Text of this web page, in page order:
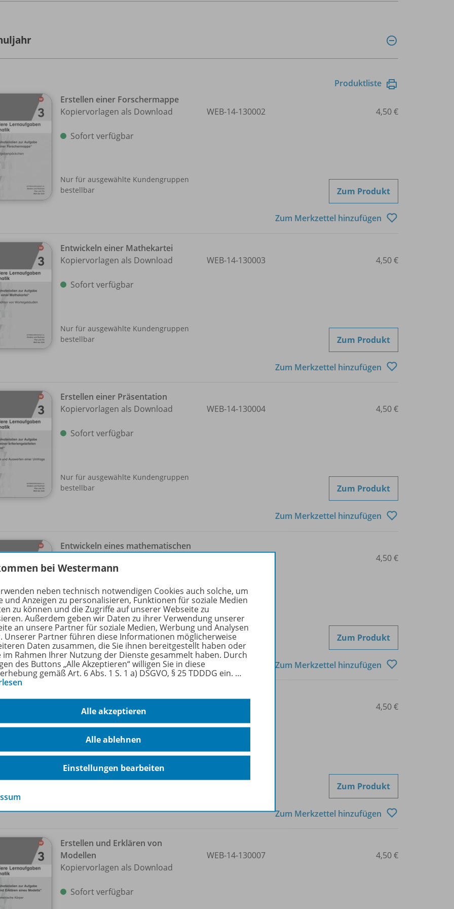
Produktliste
Erstellen einer Forschermappe
Kopiervorlagen als Download
Sofort verfügbar
Nur für ausgewählte Kundengruppen
bestellbar
WEB-14-130002 4,50 €
Zum Produkt
Zum Merkzettel hinzufügen
Entwickeln einer Mathekartei
Kopiervorlagen als Download
Sofort verfügbar
Nur für ausgewählte Kundengruppen
bestellbar
WEB-14-130003 4,50 €
Zum Produkt
Zum Merkzettel hinzufügen
Erstellen einer Präsentation
Kopiervorlagen als Download
Sofort verfügbar
Nur für ausgewählte Kundengruppen
bestellbar
WEB-14-130004 4,50 €
Zum Produkt
Zum Merkzettel hinzufügen
Entwickeln eines mathematischen
Kopiervorlagen als Download
Sofort verfügbar
Nur für ausgewählte Kundengruppen
bestellbar
4,50 €
Zum Produkt
Zum Merkzettel hinzufügen
Kopiervorlagen als Download
Sofort verfügbar
Nur für ausgewählte Kundengruppen
4,50 €
Zum Produkt
Zum Merkzettel hinzufügen
Erstellen und Erklären von
Modellen
Kopiervorlagen als Download
Sofort verfügbar
WEB-14-130007 4,50 €
bei Westermann
neben technisch notwendigen Cookies auch solche, um
und Anzeigen zu personalisieren, Funktionen für soziale Medien
zu können und die Zugriffe auf unserer Webseite zu
Außerdem geben wir Daten zu ihrer Verwendung unserer
an unsere Partner für soziale Medien, Werbung und Analysen
Unserer Partner führen diese Informationen möglicherweise
Daten zusammen, die Sie ihnen bereitgestellt haben oder
im Rahmen Ihrer Nutzung der Dienste gesammelt haben. Durch
des Buttons „Alle Akzeptieren“ willigen Sie in diese
gemäß Art. 6 Abs. 1 S. 1 a) DSGVO, § 25 TDDDG ein. …
Alle akzeptieren
Alle ablehnen
Einstellungen bearbeiten